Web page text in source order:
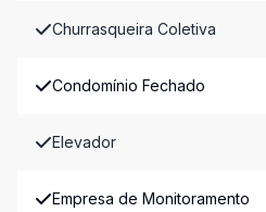
Churrasqueira Coletiva
Condomínio Fechado
Elevador
Empresa de Monitoramento